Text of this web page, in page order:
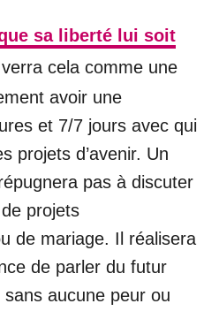
sa liberté lui soit
cela comme une
avoir une
et 7/7 jours avec qui
projets d’avenir. Un
pas à discuter
projets
de mariage. Il réalisera
de parler du futur
aucune peur ou